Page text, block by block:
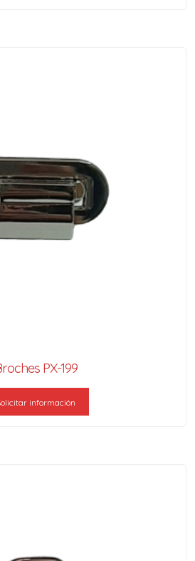
PX-199
información